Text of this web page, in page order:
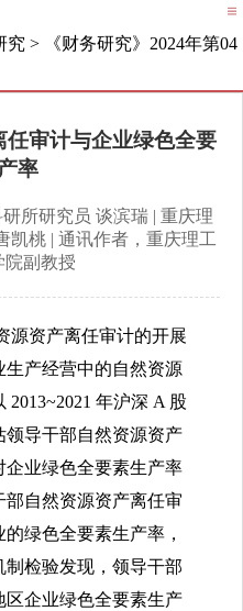
究 >
《财务研究》2024年第04
审计与企业绿色全要
率
所研究员 谈滨瑞 | 重庆理
凯桃 | 通讯作者，重庆理工
院副教授
源资产离任审计的开展
产经营中的自然资源
年沪深 A 股
领导干部自然资源资产
业绿色全要素生产率
自然资源资产离任审
绿色全要素生产率，
制检验发现，领导干部
区企业绿色全要素生产